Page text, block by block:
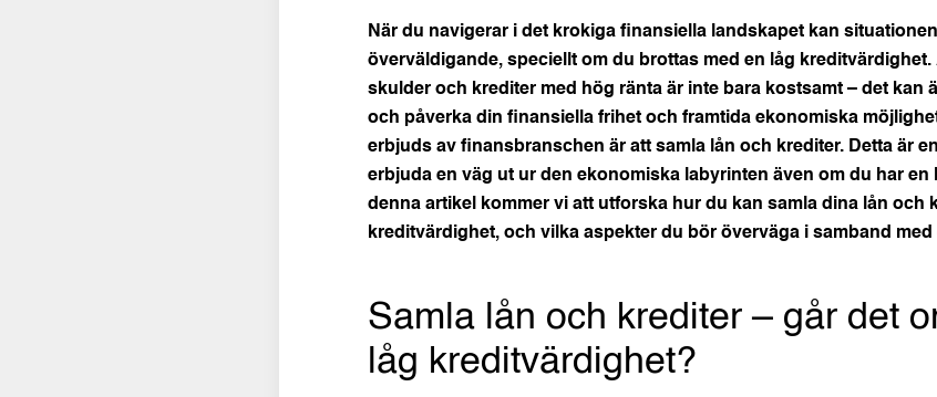
När du navigerar i det krokiga finansiella landskapet kan
överväldigande, speciellt om du brottas med en låg
skulder och krediter med hög ränta är inte bara kostsamt – det kan
och påverka din finansiella frihet och framtida ekonomiska
erbjuds av finansbranschen är att samla lån och krediter. Detta är
erbjuda en väg ut ur den ekonomiska labyrinten även om du har en
denna artikel kommer vi att utforska hur du kan samla dina lån och
kreditvärdighet, och vilka aspekter du bör överväga i samband med
Samla lån och krediter – går det
låg kreditvärdighet?